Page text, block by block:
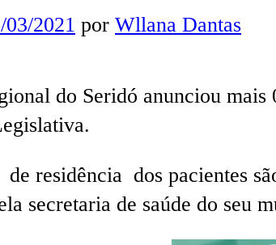
03/2021 por Wllana Dantas
do Seridó anunciou
residência dos pacientes
secretaria de saúde do seu